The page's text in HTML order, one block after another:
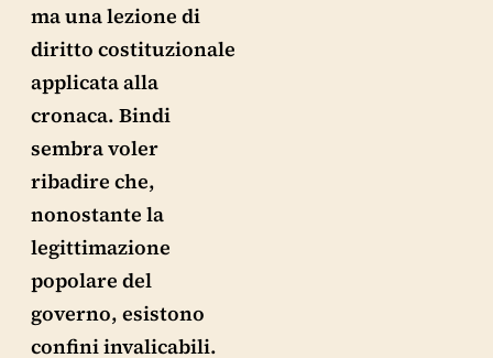
ma una lezione di
diritto costituzionale
applicata alla
cronaca. Bindi
sembra voler
ribadire che,
nonostante la
legittimazione
popolare del
governo, esistono
confini invalicabili.